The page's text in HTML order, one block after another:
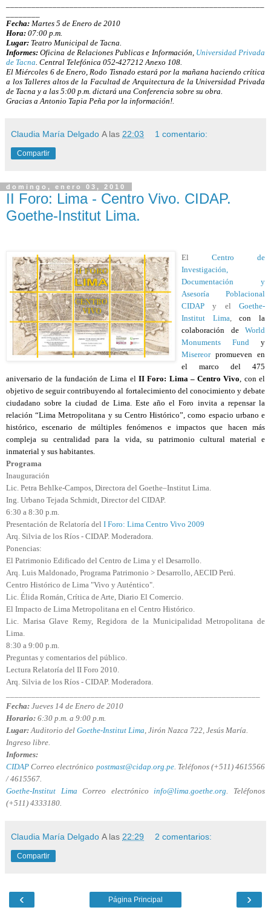
Fecha: Martes 5 de Enero de 2010
Hora: 07:00 p.m.
Lugar: Teatro Municipal de Tacna.
Informes: Oficina de Relaciones Publicas e Información, Universidad Privada
de Tacna. Central Telefónica 052-427212 Anexo 108.
El Miércoles 6 de Enero, Rodo Tisnado estará por la mañana haciendo crítica
a los Talleres altos de la Facultad de Arquitectura de la Universidad Privada
de Tacna y a las 5:00 p.m. dictará una Conferencia sobre su obra.
Gracias a Antonio Tapia Peña por la información!.
Claudia María Delgado A las 22:03 1 comentario:
Compartir
domingo, enero 03, 2010
II Foro: Lima - Centro Vivo. CIDAP.
Goethe-Institut Lima.
El Centro de
Investigación,
Documentación y
Asesoría Poblacional
CIDAP y el Goethe-
Institut Lima,con la
colaboración de World
Monuments Fund y
Misereor promueven en
el marco del 475
aniversario de la fundación de Lima el II Foro: Lima – Centro Vivo, con el
objetivo de seguir contribuyendo al fortalecimiento del conocimiento y debate
ciudadano sobre la ciudad de Lima. Este año el Foro invita a repensar la
relación “Lima Metropolitana y su Centro Histórico”, como espacio urbano e
histórico, escenario de múltiples fenómenos e impactos que hacen más
compleja su centralidad para la vida, su patrimonio cultural material e
inmaterial y sus habitantes.
Programa
Inauguración
Lic. Petra Behlke-Campos, Directora del Goethe–Institut Lima.
Ing. Urbano Tejada Schmidt, Director del CIDAP.
6:30 a 8:30 p.m.
Presentación de Relatoría del I Foro: Lima Centro Vivo 2009
Arq. Silvia de los Ríos - CIDAP. Moderadora.
Ponencias:
El Patrimonio Edificado del Centro de Lima y el Desarrollo.
Arq. Luis Maldonado, Programa Patrimonio > Desarrollo, AECID Perú.
Centro Histórico de Lima "Vivo y Auténtico".
Lic. Élida Román, Crítica de Arte, Diario El Comercio.
El Impacto de Lima Metropolitana en el Centro Histórico.
Lic. Marisa Glave Remy, Regidora de la Municipalidad Metropolitana de
Lima.
8:30 a 9:00 p.m.
Preguntas y comentarios del público.
Lectura Relatoría del II Foro 2010.
Arq. Silvia de los Ríos - CIDAP. Moderadora.
Fecha: Jueves 14 de Enero de 2010
Horario: 6:30 p.m. a 9:00 p.m.
Lugar:Auditorio del Goethe-Institut Lima, Jirón Nazca 722, Jesús María.
Ingreso libre.
Informes:
CIDAP Correo electrónico postmast@cidap.org.pe. Teléfonos (+511) 4615566
/ 4615567.
Goethe-Institut Lima Correo electrónicoinfo@lima.goethe.org. Teléfonos
(+511) 4333180.
Claudia María Delgado A las 22:29 2 comentarios:
Compartir
‹ ›
Página Principal